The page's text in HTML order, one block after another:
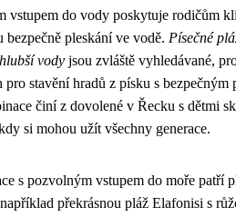
vstupem do vody poskytuje rodičům
pleskání ve vodě. Písečné
vody jsou zvláště vyhledávané,
stavění hradů z písku s bezpečným
činí z dovolené v Řecku s dětmi
si mohou užít všechny generace.
s pozvolným vstupem do moře patří
překrásnou pláž Elafonisi s